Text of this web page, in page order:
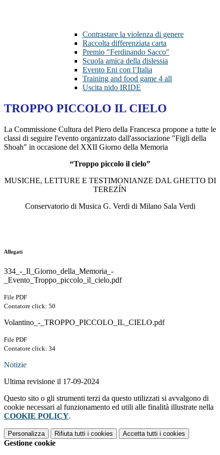
Contrastare la violenza di genere
Raccolta differenziata carta
Premio "Ferdinando Sacco"
Scuola amica della dislessia
Evento Eni con l’Italia
Training and food game 4 all
Uscita nido IRIDE
TROPPO PICCOLO IL CIELO
La Commissione Cultura del Piero della Francesca propone a tutte le
classi di seguire l'evento organizzato dall'associazione "Figli della
Shoah" in occasione del XXII Giorno della Memoria
“Troppo piccolo il cielo”
MUSICHE, LETTURE E TESTIMONIANZE DAL GHETTO DI
TEREZÍN
Conservatorio di Musica G. Verdi di Milano Sala Verdi
Allegati
334_-_Il_Giorno_della_Memoria_-
_Evento_Troppo_piccolo_il_cielo.pdf
File PDF
Contatore click: 50
Volantino_-_TROPPO_PICCOLO_IL_CIELO.pdf
File PDF
Contatore click: 34
Notizie
Ultima revisione il 17-09-2024
Questo sito o gli strumenti terzi da questo utilizzati si avvalgono di
cookie necessari al funzionamento ed utili alle finalità illustrate nella
COOKIE POLICY.
Personalizza Rifiuta tutti i cookies Accetta tutti i cookies
Gestione cookie